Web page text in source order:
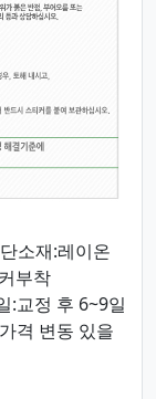
소재:레이온
부착
:교정 후 6~9일
격 변동 있을